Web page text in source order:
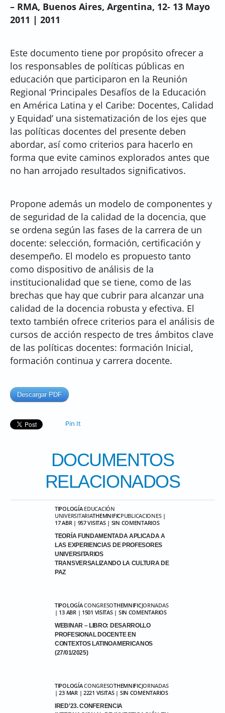
– RMA, Buenos Aires, Argentina, 12- 13 Mayo
2011 | 2011
Este documento tiene por propósito ofrecer a
los responsables de políticas públicas en
educación que participaron en la Reunión
Regional ‘Principales Desafíos de la Educación
en América Latina y el Caribe: Docentes, Calidad
y Equidad’ una sistematización de los ejes que
las políticas docentes del presente deben
abordar, así como criterios para hacerlo en
forma que evite caminos explorados antes que
no han arrojado resultados significativos.
Propone además un modelo de componentes y
de seguridad de la calidad de la docencia, que
se ordena según las fases de la carrera de un
docente: selección, formación, certificación y
desempeño. El modelo es propuesto tanto
como dispositivo de análisis de la
institucionalidad que se tiene, como de las
brechas que hay que cubrir para alcanzar una
calidad de la docencia robusta y efectiva. El
texto también ofrece criterios para el análisis de
cursos de acción respecto de tres ámbitos clave
de las políticas docentes: formación Inicial,
formación continua y carrera docente.
Descargar PDF
Pin It
DOCUMENTOS
RELACIONADOS
TIPOLOGÍA EDUCACIÓN
UNIVERSITARIATHEMNIFICPUBLICACIONES|
17 ABR | 957 VISITAS | SIN COMENTARIOS
TEORÍA FUNDAMENTADA APLICADA A
LAS EXPERIENCIAS DE PROFESORES
UNIVERSITARIOS
TRANSVERSALIZANDO LA CULTURA DE
PAZ
TIPOLOGÍACONGRESOTHEMNIFICJORNADAS
| 13 ABR | 1501 VISITAS | SIN COMENTARIOS
WEBINAR – LIBRO: DESARROLLO
PROFESIONAL DOCENTE EN
CONTEXTOS LATINOAMERICANOS
(27/01/2025)
TIPOLOGÍACONGRESOTHEMNIFICJORNADAS
| 23 MAR | 2221 VISITAS | SIN COMENTARIOS
IRED’23. CONFERENCIA